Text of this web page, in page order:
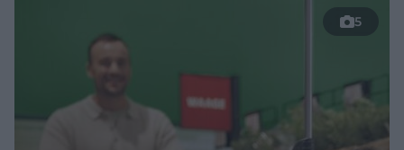
5